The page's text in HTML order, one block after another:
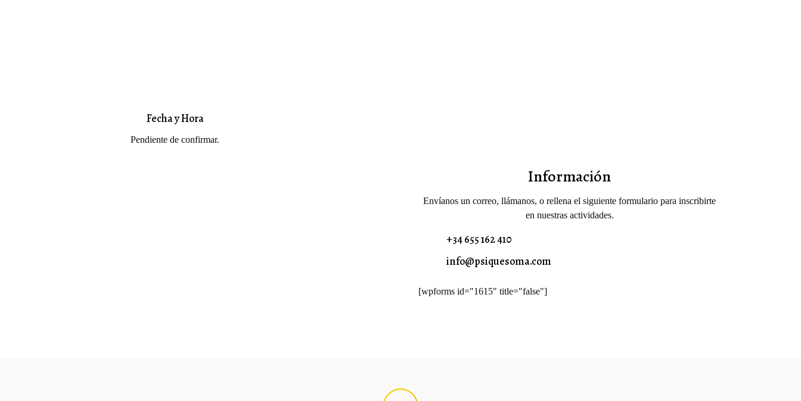
Fecha y Hora
Pendiente de confirmar.
Información
Envíanos un correo, llámanos, o rellena el siguiente formulario para inscribirte
en nuestras actividades.
+34 655 162 410
info@psiquesoma.com
[wpforms id="1615" title="false"]